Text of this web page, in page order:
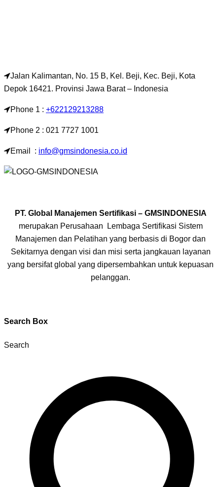
Jalan Kalimantan, No. 15 B, Kel. Beji, Kec. Beji, Kota
Depok 16421. Provinsi Jawa Barat – Indonesia
Phone 1 : +622129213288
Phone 2 : 021 7727 1001
Email : info@gmsindonesia.co.id
PT. Global Manajemen Sertifikasi – GMSINDONESIA
merupakan Perusahaan Lembaga Sertifikasi Sistem
Manajemen dan Pelatihan yang berbasis di Bogor dan
Sekitarnya dengan visi dan misi serta jangkauan layanan
yang bersifat global yang dipersembahkan untuk kepuasan
pelanggan.
Search Box
Search